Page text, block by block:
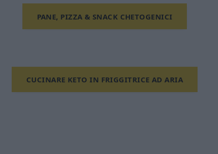
PANE, PIZZA & SNACK CHETOGENICI
CUCINARE KETO IN FRIGGITRICE AD ARIA